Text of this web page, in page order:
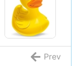
Prev